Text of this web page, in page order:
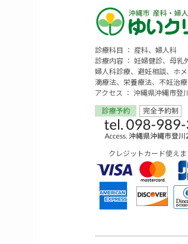
診療科目 ： 産科、婦人科
診療内容 ： 妊婦健診、母乳
婦人科診療、避妊相談、ホ
滴療法、栄養療法、不妊治
アクセス ： 沖縄県沖縄市登
クレジットカード使え